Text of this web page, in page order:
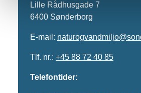
Lille Rådhusgade 7
6400 Sønderborg
E-mail:
Tlf. nr.: +45 88 72 40 85
Telefontider: